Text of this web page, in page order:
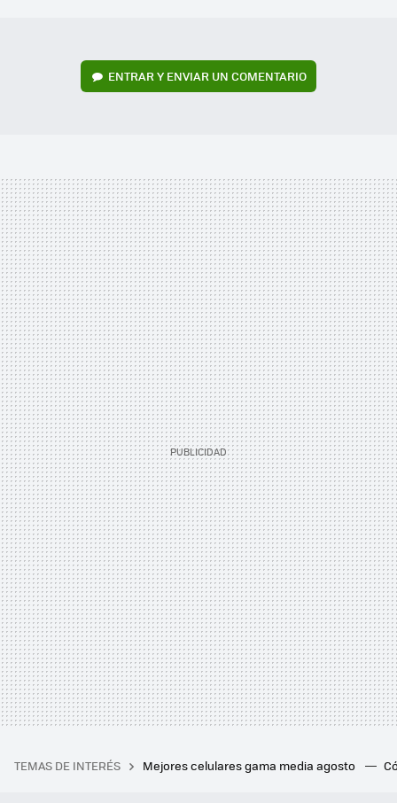
ENTRAR Y ENVIAR UN COMENTARIO
TEMAS DE INTERÉS Mejores celulares gama media agosto